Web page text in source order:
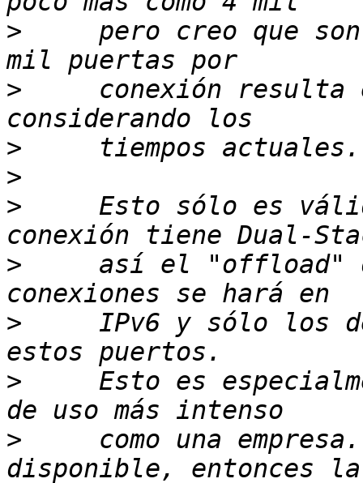
>
pero creo que
>
conexión resulta
>
>
>
Esto sólo es
>
así el "offload"
>
IPv6 y sólo los
>
Esto es
>
como una